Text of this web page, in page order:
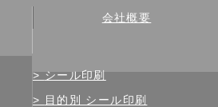
会社概要
シール印刷
目的別 シール印刷